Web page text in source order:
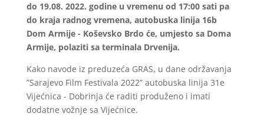
do 19.08. 2022. godine u vremenu od 17:00 sati pa
do kraja radnog vremena, autobuska linija 16b
Dom Armije - Koševsko Brdo će, umjesto sa Doma
Armije, polaziti sa terminala Drvenija.
Kako navode iz preduzeća GRAS, u dane održavanja
”Sarajevo Film Festivala 2022” autobuska linija 31e
Vijećnica - Dobrinja će raditi produženo i imati
dodatne vožnje sa Vijećnice.